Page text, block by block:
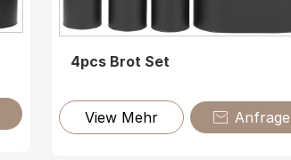
4pcs Brot Set
View Mehr  Anfrage